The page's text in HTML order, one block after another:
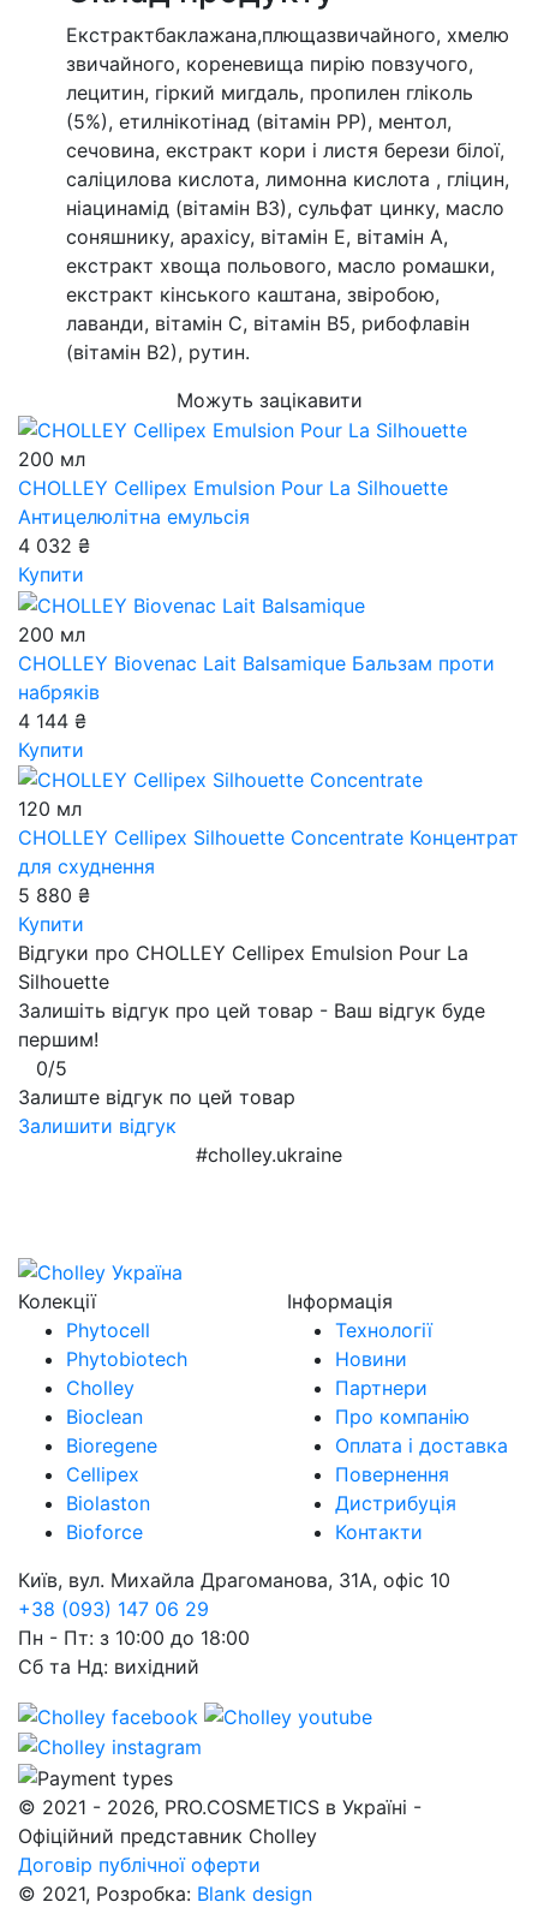
Екстрактбаклажана,плющазвичайного, хмелю
звичайного, кореневища пирію повзучого,
лецитин, гіркий мигдаль, пропилен гліколь
(5%), етилнікотінад (вітамін РР), ментол,
сечовина, екстракт кори і листя берези білої,
саліцилова кислота, лимонна кислота , гліцин,
ніацинамід (вітамін В3), сульфат цинку, масло
соняшнику, арахісу, вітамін Е, вітамін А,
екстракт хвоща польового, масло ромашки,
екстракт кінського каштана, звіробою,
лаванди, вітамін С, вітамін В5, рибофлавін
(вітамін В2), рутин.
Можуть зацікавити
200 мл
CHOLLEY Cellipex Emulsion Pour La Silhouette
Антицелюлітна емульсія
4 032 ₴
Купити
200 мл
CHOLLEY Biovenac Lait Balsamique Бальзам проти
набряків
4 144 ₴
Купити
120 мл
CHOLLEY Cellipex Silhouette Concentrate Концентрат
для схуднення
5 880 ₴
Купити
Відгуки про CHOLLEY Cellipex Emulsion Pour La
Silhouette
Залишіть відгук про цей товар - Ваш відгук буде
першим!
0/5
Залиште відгук по цей товар
Залишити відгук
#cholley.ukraine
Колекції
Phytocell
Phytobiotech
Cholley
Bioclean
Bioregene
Cellipex
Biolaston
Bioforce
Інформація
Технології
Новини
Партнери
Про компанію
Оплата і доставка
Повернення
Дистрибуція
Контакти
Київ, вул. Михайла Драгоманова, 31А, офіс 10
+38 (093) 147 06 29
Пн - Пт: з 10:00 до 18:00
Сб та Нд: вихідний
© 2021 - 2026, PRO.COSMETICS в Україні -
Офіційний представник Cholley
Договір публічної оферти
© 2021, Розробка: Blank design